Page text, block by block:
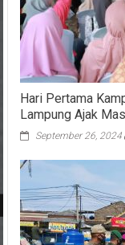
Hari Pertama
Lampung Ajak
September 26, 2024